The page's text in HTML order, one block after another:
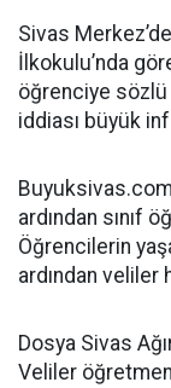
Sivas
İlkokulu’nda
öğrenciye
iddiası büyük
ardından sınıf
Öğrencilerin
ardından
Dosya Sivas
Veliler